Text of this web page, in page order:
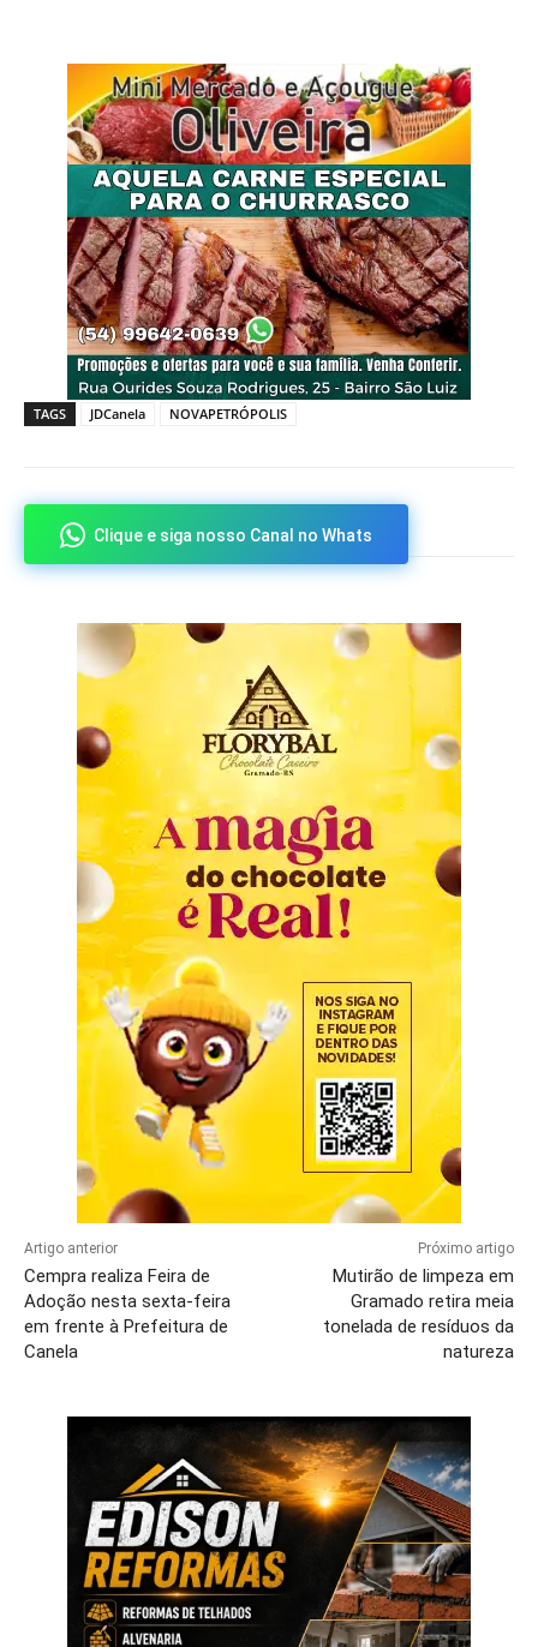
TAGS JDCanela NOVAPETRÓPOLIS
Clique e siga nosso Canal no Whats
Artigo anterior
Cempra realiza Feira de
Adoção nesta sexta-feira
em frente à Prefeitura de
Canela
Próximo artigo
Mutirão de limpeza em
Gramado retira meia
tonelada de resíduos da
natureza